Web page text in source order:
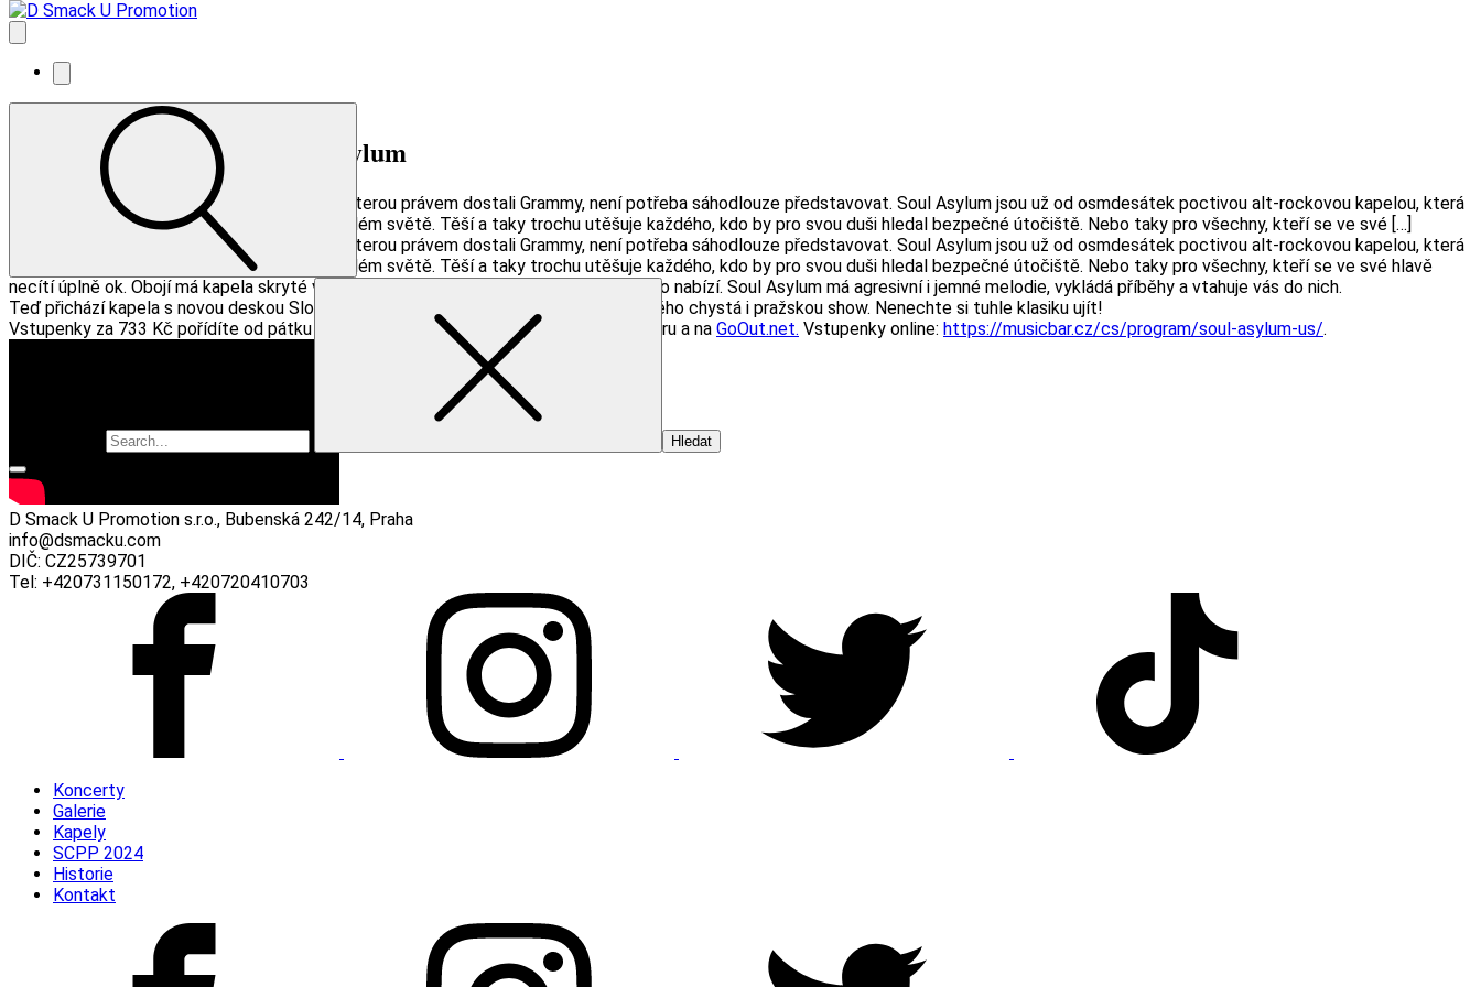
NOVĚ OZNÁMENO: Soul Asylum
Soul Asylum díky skladbě Runaway train, za kterou právem dostali Grammy, není potřeba sáhodlouze představovat. Soul Asylum jsou už od osmdesátek poctivou alt-rockovou kapelou, která
inspiruje a dokáže nadchnout fanoušky po celém světě. Těší a taky trochu utěšuje každého, kdo by pro svou duši hledal bezpečné útočiště. Nebo taky pro všechny, kteří se ve své […]
Soul Asylum díky skladbě Runaway train, za kterou právem dostali Grammy, není potřeba sáhodlouze představovat. Soul Asylum jsou už od osmdesátek poctivou alt-rockovou kapelou, která
inspiruje a dokáže nadchnout fanoušky po celém světě. Těší a taky trochu utěšuje každého, kdo by pro svou duši hledal bezpečné útočiště. Nebo taky pro všechny, kteří se ve své hlavě
necítí úplně ok. Obojí má kapela skryté v názvu a oběma skupinám ve své tvorbě něco nabízí. Soul Asylum má agresivní i jemné melodie, vykládá příběhy a vtahuje vás do nich.
Teď přichází kapela s novou deskou Slowly But Shirley a vyráží na turné, během kterého chystá i pražskou show. Nenechte si tuhle klasiku ujít!
Vstupenky za 733 Kč pořídíte od pátku 8. listopadu 10:00 na webu Lucerna Music Baru a na GoOut.net. Vstupenky online: https://musicbar.cz/cs/program/soul-asylum-us/.
D Smack U Promotion s.r.o., Bubenská 242/14, Praha
info@dsmacku.com
DIČ: CZ25739701
Tel: +420731150172, +420720410703
Koncerty
Galerie
Kapely
SCPP 2024
Historie
Kontakt